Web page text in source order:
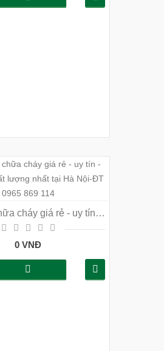
Bán bình chữa cháy giá rẻ - uy tín - đảm bảo chất lượng nhất tại Hà Nội-ĐT 0965 869 114
0 VNĐ